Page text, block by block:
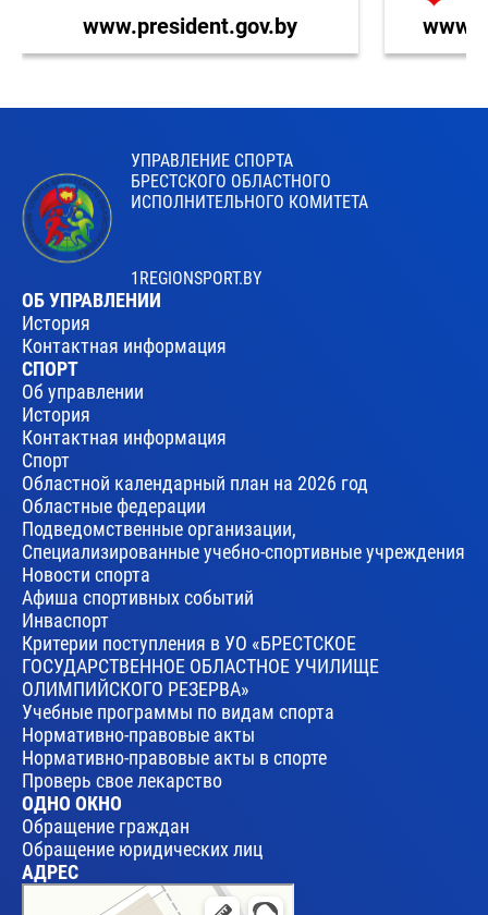
www.president.gov.by
УПРАВЛЕНИЕ СПОРТА
БРЕСТСКОГО ОБЛАСТНОГО
ИСПОЛНИТЕЛЬНОГО КОМИТЕТА
1REGIONSPORT.BY
ОБ УПРАВЛЕНИИ
История
Контактная информация
СПОРТ
Об управлении
История
Контактная информация
Спорт
Областной календарный план на 2026 год
Областные федерации
Подведомственные организации,
Специализированные учебно-спортивные учреждения
Новости спорта
Афиша спортивных событий
Инваспорт
Критерии поступления в УО «БРЕСТСКОЕ
ГОСУДАРСТВЕННОЕ ОБЛАСТНОЕ УЧИЛИЩЕ
ОЛИМПИЙСКОГО РЕЗЕРВА»
Учебные программы по видам спорта
Нормативно-правовые акты
Нормативно-правовые акты в спорте
Проверь свое лекарство
ОДНО ОКНО
Обращение граждан
Обращение юридических лиц
АДРЕС
Брест
Улица Леваневского, 17 — Яндекс Карты